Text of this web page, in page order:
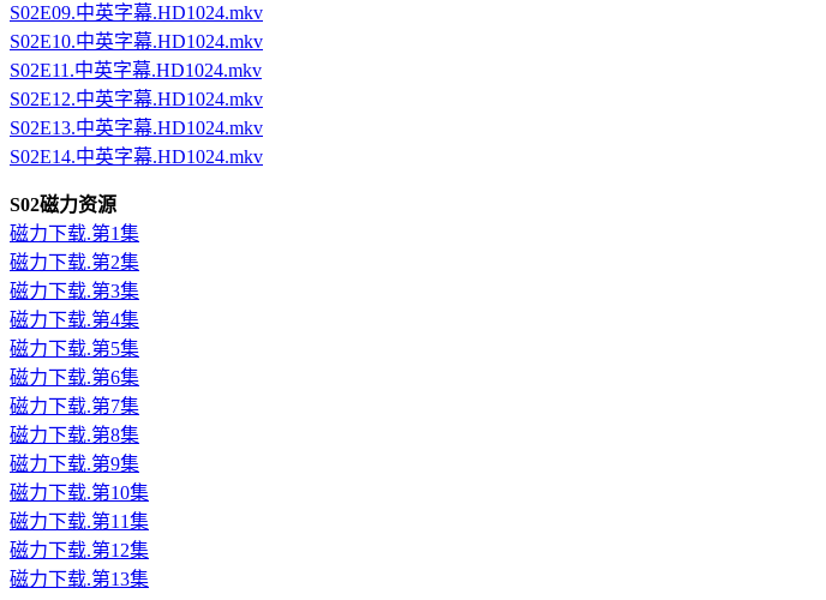
S02E09.中英字幕.HD1024.mkv
S02E10.中英字幕.HD1024.mkv
S02E11.中英字幕.HD1024.mkv
S02E12.中英字幕.HD1024.mkv
S02E13.中英字幕.HD1024.mkv
S02E14.中英字幕.HD1024.mkv
S02磁力资源
磁力下载.第1集
磁力下载.第2集
磁力下载.第3集
磁力下载.第4集
磁力下载.第5集
磁力下载.第6集
磁力下载.第7集
磁力下载.第8集
磁力下载.第9集
磁力下载.第10集
磁力下载.第11集
磁力下载.第12集
磁力下载.第13集